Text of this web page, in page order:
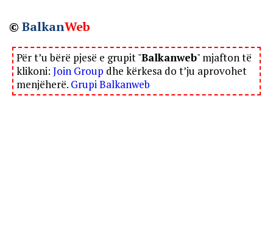
© BalkanWeb
Për t’u bërë pjesë e grupit "Balkanweb" mjafton të
klikoni: Join Group dhe kërkesa do t’ju aprovohet
menjëherë. Grupi Balkanweb